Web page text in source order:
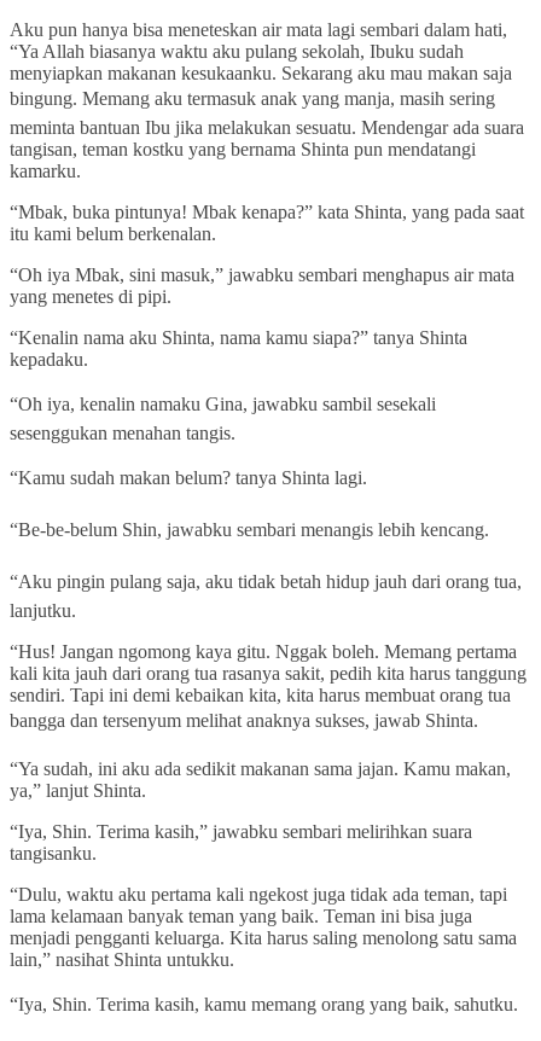
Aku pun hanya bisa meneteskan air mata lagi sembari dalam hati,
“Ya Allah biasanya waktu aku pulang sekolah, Ibuku sudah
menyiapkan makanan kesukaanku. Sekarang aku mau makan saja
bingung. Memang aku termasuk anak yang manja, masih sering
meminta bantuan Ibu jika melakukan sesuatu. Mendengar ada suara
tangisan, teman kostku yang bernama Shinta pun mendatangi
kamarku.
“Mbak, buka pintunya! Mbak kenapa?” kata Shinta, yang pada saat
itu kami belum berkenalan.
“Oh iya Mbak, sini masuk,” jawabku sembari menghapus air mata
yang menetes di pipi.
“Kenalin nama aku Shinta, nama kamu siapa?” tanya Shinta
kepadaku.
“Oh iya, kenalin namaku Gina, jawabku sambil sesekali
sesenggukan menahan tangis.
“Kamu sudah makan belum? tanya Shinta lagi.
“Be-be-belum Shin, jawabku sembari menangis lebih kencang.
“Aku pingin pulang saja, aku tidak betah hidup jauh dari orang tua,
lanjutku.
“Hus! Jangan ngomong kaya gitu. Nggak boleh. Memang pertama
kali kita jauh dari orang tua rasanya sakit, pedih kita harus tanggung
sendiri. Tapi ini demi kebaikan kita, kita harus membuat orang tua
bangga dan tersenyum melihat anaknya sukses, jawab Shinta.
“Ya sudah, ini aku ada sedikit makanan sama jajan. Kamu makan,
ya,” lanjut Shinta.
“Iya, Shin. Terima kasih,” jawabku sembari melirihkan suara
tangisanku.
“Dulu, waktu aku pertama kali ngekost juga tidak ada teman, tapi
lama kelamaan banyak teman yang baik. Teman ini bisa juga
menjadi pengganti keluarga. Kita harus saling menolong satu sama
lain,” nasihat Shinta untukku.
“Iya, Shin. Terima kasih, kamu memang orang yang baik, sahutku.